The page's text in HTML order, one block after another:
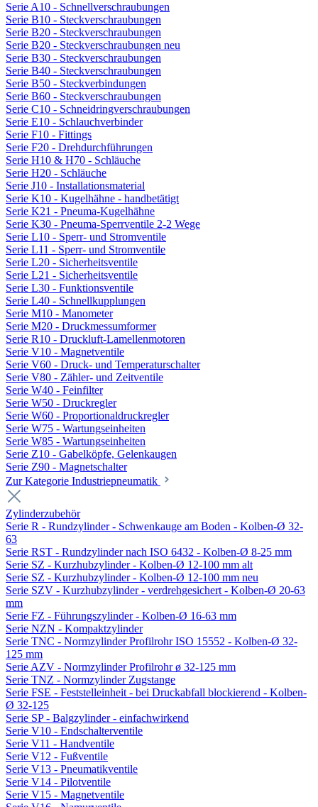
Serie A10 - Schnellverschraubungen
Serie B10 - Steckverschraubungen
Serie B20 - Steckverschraubungen
Serie B20 - Steckverschraubungen neu
Serie B30 - Steckverschraubungen
Serie B40 - Steckverschraubungen
Serie B50 - Steckverbindungen
Serie B60 - Steckverschraubungen
Serie C10 - Schneidringverschraubungen
Serie E10 - Schlauchverbinder
Serie F10 - Fittings
Serie F20 - Drehdurchführungen
Serie H10 & H70 - Schläuche
Serie H20 - Schläuche
Serie J10 - Installationsmaterial
Serie K10 - Kugelhähne - handbetätigt
Serie K21 - Pneuma-Kugelhähne
Serie K30 - Pneuma-Sperrventile 2-2 Wege
Serie L10 - Sperr- und Stromventile
Serie L11 - Sperr- und Stromventile
Serie L20 - Sicherheitsventile
Serie L21 - Sicherheitsventile
Serie L30 - Funktionsventile
Serie L40 - Schnellkupplungen
Serie M10 - Manometer
Serie M20 - Druckmessumformer
Serie R10 - Druckluft-Lamellenmotoren
Serie V10 - Magnetventile
Serie V60 - Druck- und Temperaturschalter
Serie V80 - Zähler- und Zeitventile
Serie W40 - Feinfilter
Serie W50 - Druckregler
Serie W60 - Proportionaldruckregler
Serie W75 - Wartungseinheiten
Serie W85 - Wartungseinheiten
Serie Z10 - Gabelköpfe, Gelenkaugen
Serie Z90 - Magnetschalter
Zur Kategorie Industriepneumatik
Zylinderzubehör
Serie R - Rundzylinder - Schwenkauge am Boden - Kolben-Ø 32-
63
Serie RST - Rundzylinder nach ISO 6432 - Kolben-Ø 8-25 mm
Serie SZ - Kurzhubzylinder - Kolben-Ø 12-100 mm alt
Serie SZ - Kurzhubzylinder - Kolben-Ø 12-100 mm neu
Serie SZV - Kurzhubzylinder - verdrehgesichert - Kolben-Ø 20-63
mm
Serie FZ - Führungszylinder - Kolben-Ø 16-63 mm
Serie NZN - Kompaktzylinder
Serie TNC - Normzylinder Profilrohr ISO 15552 - Kolben-Ø 32-
125 mm
Serie AZV - Normzylinder Profilrohr ø 32-125 mm
Serie TNZ - Normzylinder Zugstange
Serie FSE - Feststelleinheit - bei Druckabfall blockierend - Kolben-
Ø 32-125
Serie SP - Balgzylinder - einfachwirkend
Serie V10 - Endschalterventile
Serie V11 - Handventile
Serie V12 - Fußventile
Serie V13 - Pneumatikventile
Serie V14 - Pilotventile
Serie V15 - Magnetventile